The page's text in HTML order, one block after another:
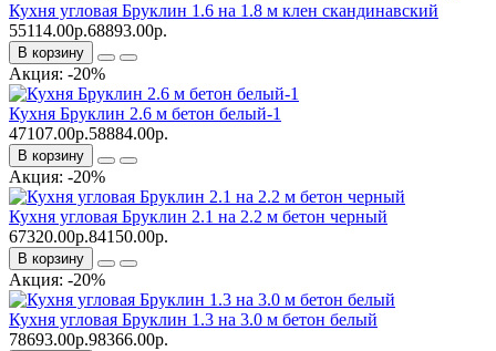
Кухня угловая Бруклин 1.6 на 1.8 м клен скандинавский
55114.00р.68893.00р.
В корзину
Акция: -20%
Кухня Бруклин 2.6 м бетон белый-1
47107.00р.58884.00р.
В корзину
Акция: -20%
Кухня угловая Бруклин 2.1 на 2.2 м бетон черный
67320.00р.84150.00р.
В корзину
Акция: -20%
Кухня угловая Бруклин 1.3 на 3.0 м бетон белый
78693.00р.98366.00р.